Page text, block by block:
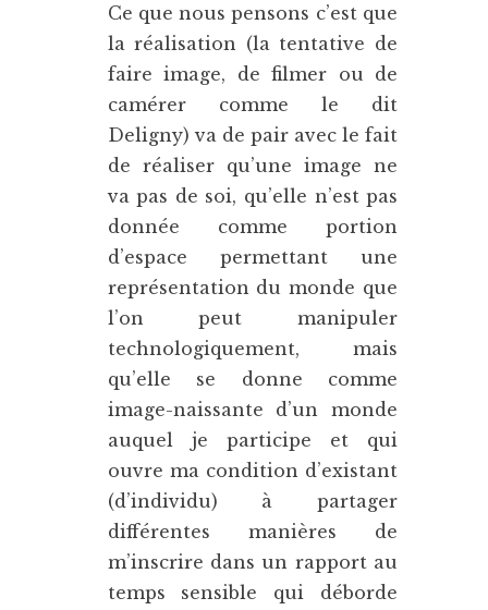
Ce que nous pensons c’est que
la réalisation (la tentative de
faire image, de filmer ou de
camérer comme le dit
Deligny) va de pair avec le fait
de réaliser qu’une image ne
va pas de soi, qu’elle n’est pas
donnée comme portion
d’espace permettant une
représentation du monde que
l’on peut manipuler
technologiquement, mais
qu’elle se donne comme
image-naissante d’un monde
auquel je participe et qui
ouvre ma condition d’existant
(d’individu) à partager
différentes manières de
m’inscrire dans un rapport au
temps sensible qui déborde